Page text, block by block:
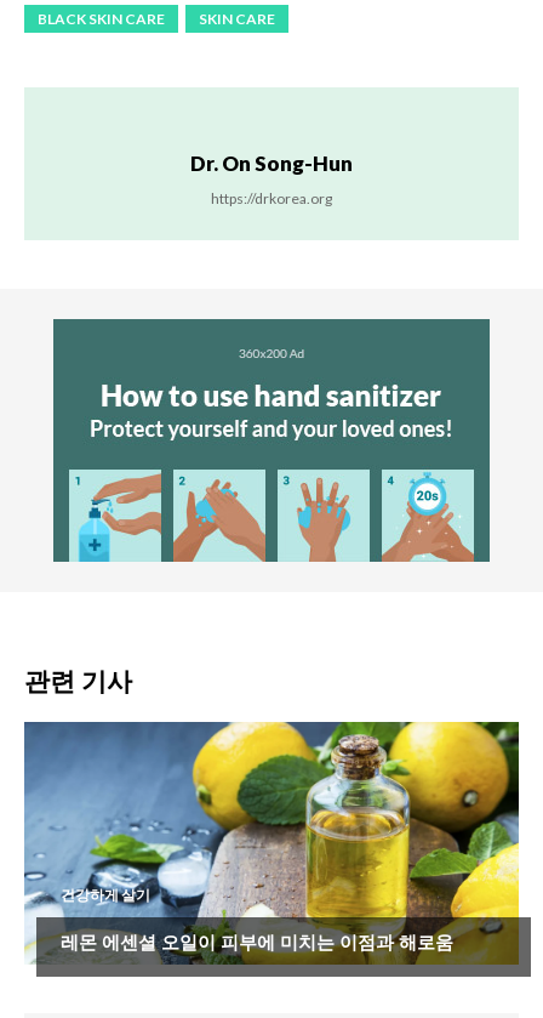
BLACK SKIN CARE SKIN CARE
Dr. On Song-Hun
https://drkorea.org
관련 기사
건강하게 살기
레몬 에센셜 오일이 피부에 미치는 이점과 해로움